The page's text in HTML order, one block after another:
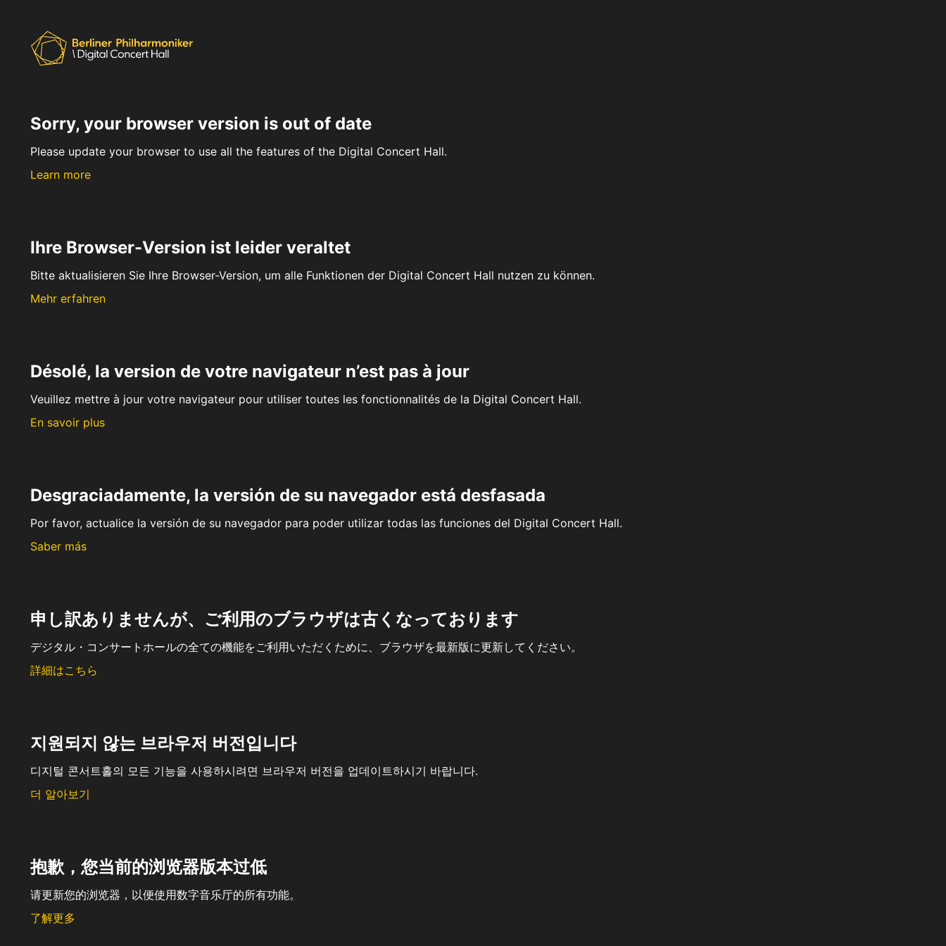
Sorry, your browser version is out of date
Please update your browser to use all the features of the Digital Concert Hall.
Learn more
Ihre Browser-Version ist leider veraltet
Bitte aktualisieren Sie Ihre Browser-Version, um alle Funktionen der Digital Concert Hall nutzen zu können.
Mehr erfahren
Désolé, la version de votre navigateur n’est pas à jour
Veuillez mettre à jour votre navigateur pour utiliser toutes les fonctionnalités de la Digital Concert Hall.
En savoir plus
Desgraciadamente, la versión de su navegador está desfasada
Por favor, actualice la versión de su navegador para poder utilizar todas las funciones del Digital Concert Hall.
Saber más
申し訳ありませんが、ご利用のブラウザは古くなっております
デジタル・コンサートホールの全ての機能をご利用いただくために、ブラウザを最新版に更新してください。
詳細はこちら
지원되지 않는 브라우저 버전입니다
디지털 콘서트홀의 모든 기능을 사용하시려면 브라우저 버전을 업데이트하시기 바랍니다.
더 알아보기
抱歉，您当前的浏览器版本过低
请更新您的浏览器，以便使用数字音乐厅的所有功能。
了解更多